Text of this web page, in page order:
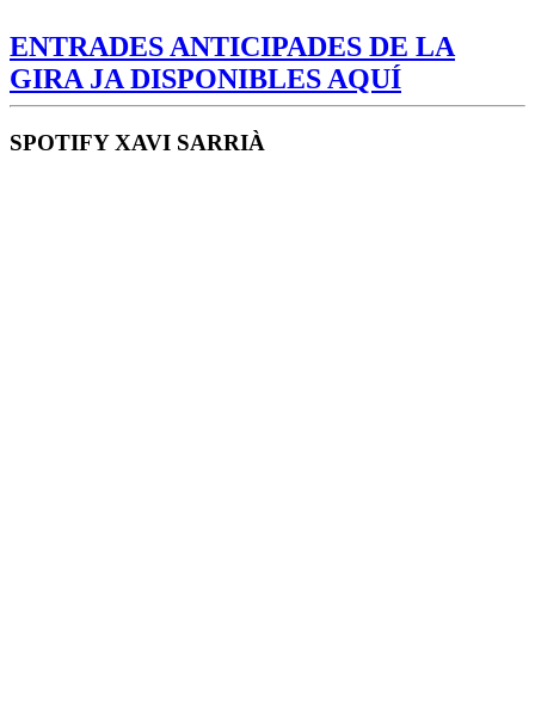
ENTRADES ANTICIPADES DE LA
GIRA JA DISPONIBLES AQUÍ
SPOTIFY XAVI SARRIÀ